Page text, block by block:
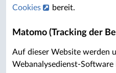
Cookies
bereit.
Matomo (Tracking der
Auf dieser Website werden
Webanalysedienst-